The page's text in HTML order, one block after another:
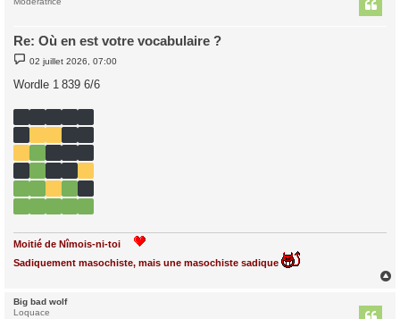
Re: Où en est votre vocabulaire ?
M
s
g
e
02 juillet 2026, 07:00
Wordle 1 839 6/6
Moitié de Nîmois-ni-toi
Sadiquement masochiste, mais une masochiste sadique
Big bad wolf
Loquace